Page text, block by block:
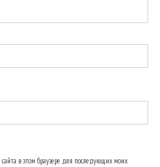
в этом браузере для последующих моих